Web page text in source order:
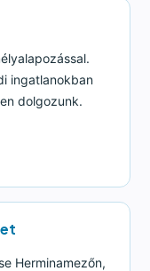
ingatlanokban
dolgozunk.
Herminamezőn,